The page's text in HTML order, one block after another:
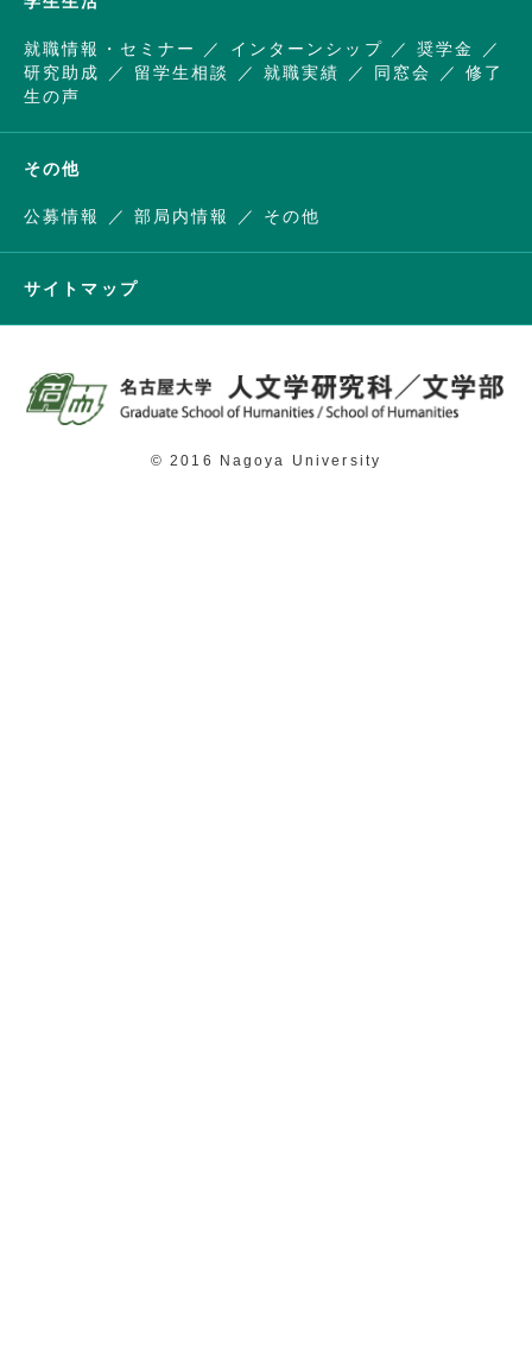
就職情報・セミナー インターンシップ
奨学金
研究助成
留学生相談 就職実績 同窓会
修了
生の声
その他
公募情報 部局内情報 その他
サイトマップ
© 2016 Nagoya University